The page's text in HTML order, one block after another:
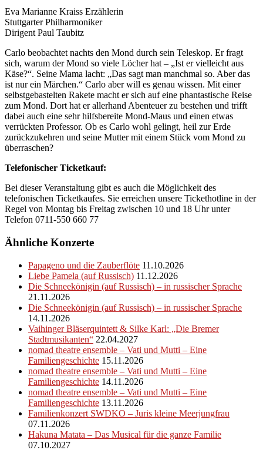
Eva Marianne Kraiss Erzählerin
Stuttgarter Philharmoniker
Dirigent Paul Taubitz
Carlo beobachtet nachts den Mond durch sein Teleskop. Er fragt
sich, warum der Mond so viele Löcher hat – „Ist er vielleicht aus
Käse?“. Seine Mama lacht: „Das sagt man manchmal so. Aber das
ist nur ein Märchen.“ Carlo aber will es genau wissen. Mit einer
selbstgebastelten Rakete macht er sich auf eine phantastische Reise
zum Mond. Dort hat er allerhand Abenteuer zu bestehen und trifft
dabei auch eine sehr hilfsbereite Mond-Maus und einen etwas
verrückten Professor. Ob es Carlo wohl gelingt, heil zur Erde
zurückzukehren und seine Mutter mit einem Stück vom Mond zu
überraschen?
Telefonischer Ticketkauf:
Bei dieser Veranstaltung gibt es auch die Möglichkeit des
telefonischen Ticketkaufes. Sie erreichen unsere Tickethotline in der
Regel von Montag bis Freitag zwischen 10 und 18 Uhr unter
Telefon 0711-550 660 77
Ähnliche Konzerte
Papageno und die Zauberflöte 11.10.2026
Liebe Pamela (auf Russisch) 11.12.2026
Die Schneekönigin (auf Russisch) – in russischer Sprache
21.11.2026
Die Schneekönigin (auf Russisch) – in russischer Sprache
14.11.2026
Vaihinger Bläserquintett & Silke Karl: „Die Bremer
Stadtmusikanten“ 22.04.2027
nomad theatre ensemble – Vati und Mutti – Eine
Familiengeschichte 15.11.2026
nomad theatre ensemble – Vati und Mutti – Eine
Familiengeschichte 14.11.2026
nomad theatre ensemble – Vati und Mutti – Eine
Familiengeschichte 13.11.2026
Familienkonzert SWDKO – Juris kleine Meerjungfrau
07.11.2026
Hakuna Matata – Das Musical für die ganze Familie
07.10.2027